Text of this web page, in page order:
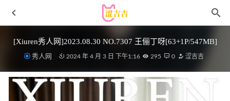
[Xiuren秀人网]2023.08.30 NO.7307 王俪丁呀[63+1P/547MB]
秀人网 2024 年 4 月 3 日 下午1:16 295 0 涩吉吉